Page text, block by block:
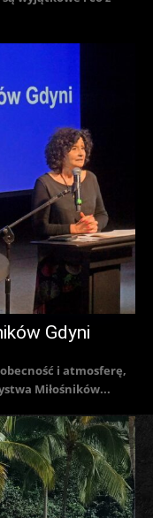
Gdyni
i atmosferę,
Miłośników...